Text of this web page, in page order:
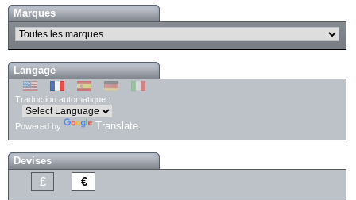
Marques
Langage
Traduction automatique :
Powered by Translate
Devises
£ €